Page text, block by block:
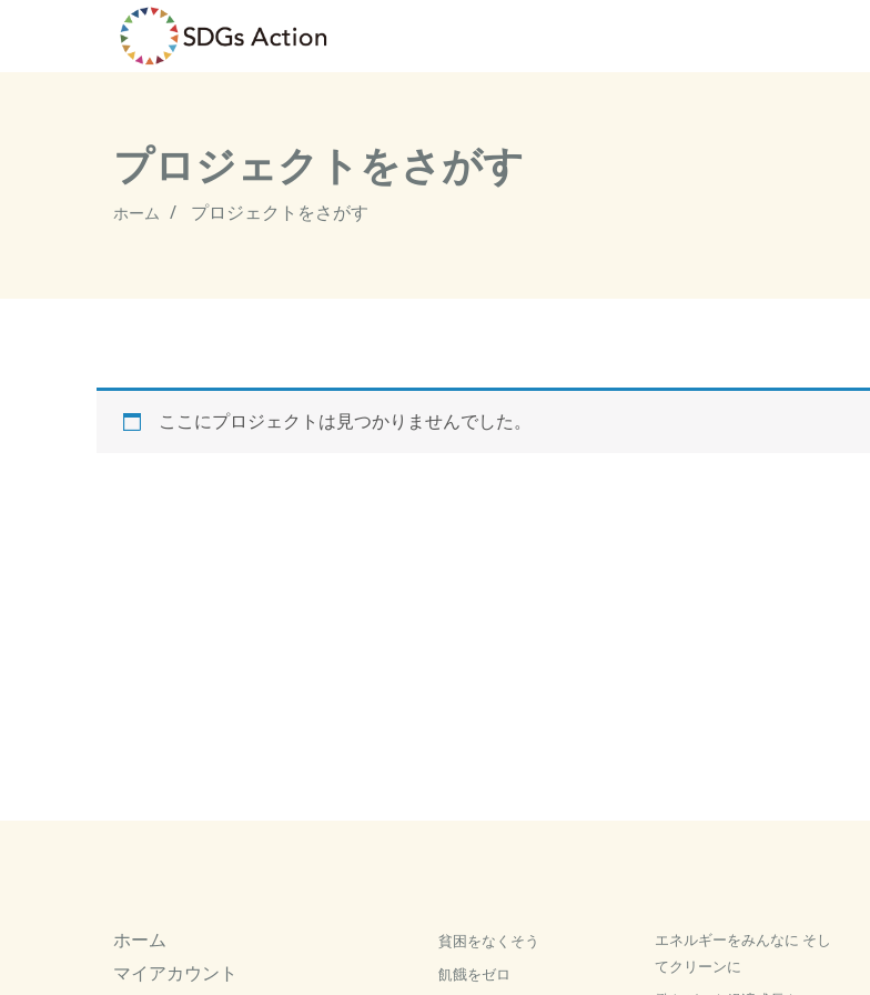
プロジェクトをさがす
ホーム プロジェクトをさがす
ここにプロジェクトは見つかりませんでした。
ホーム
マイアカウント
貧困をなくそう
飢餓をゼロ
エネルギーをみんなに そし
てクリーンに